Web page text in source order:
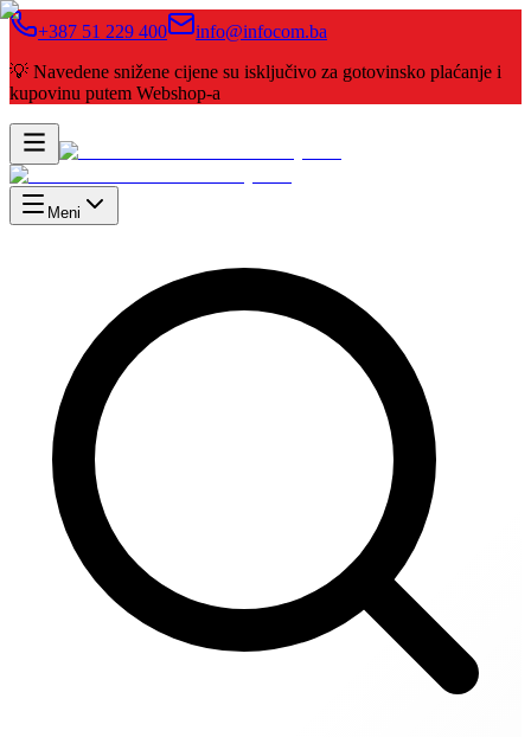
+387 51 229 400
info@infocom.ba
💡 Navedene snižene cijene su isključivo za gotovinsko plaćanje i
kupovinu putem Webshop-a
Meni